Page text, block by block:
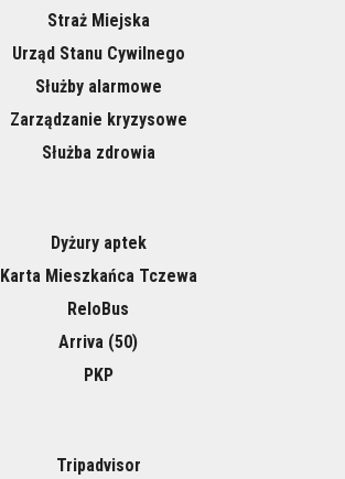
Straż Miejska
Urząd Stanu Cywilnego
Służby alarmowe
Zarządzanie kryzysowe
Służba zdrowia
Dyżury aptek
Karta Mieszkańca Tczewa
ReloBus
Arriva (50)
PKP
Tripadvisor